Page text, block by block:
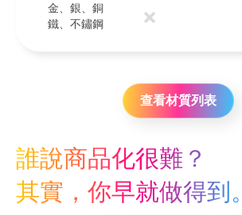
金、銀、銅
鐵、不鏽鋼
查看材質列表
誰說商品化很難？
其實，你早就做得到。